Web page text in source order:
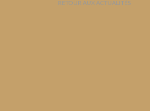
RETOUR AUX ACTUALITÉS